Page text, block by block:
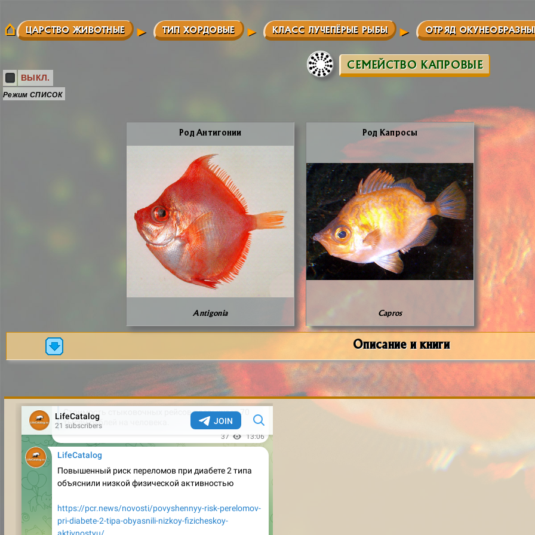
ЦАРСТВО ЖИВОТНЫЕ ТИП ХОРДОВЫЕ КЛАСС ЛУЧЕПЁРЫЕ РЫБЫ ОТРЯД
СЕМЕЙСТВО КАПРОВЫЕ
ВЫКЛ.
Режим СПИСОК
Род Ан­ти­го­нии
Antigonia
Род Ка­про­сы
Capros
Описание и книги